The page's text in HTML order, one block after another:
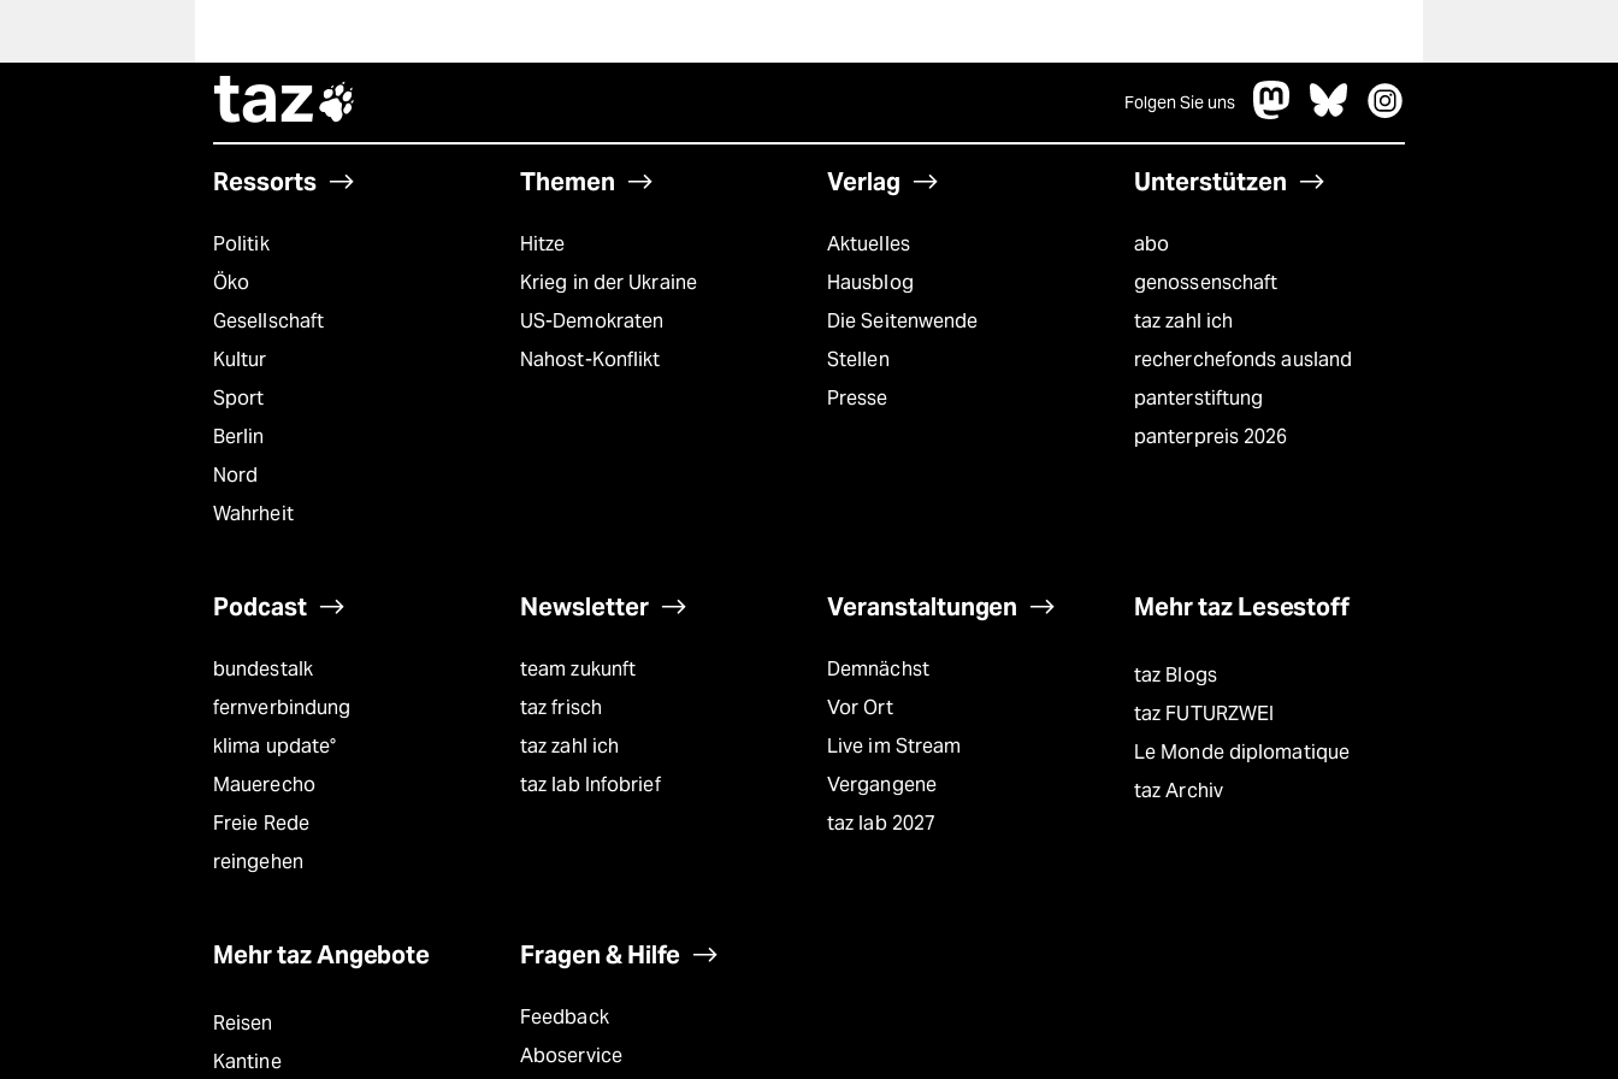
taz Folgen Sie uns
Ressorts
Politik
Öko
Gesellschaft
Kultur
Sport
Berlin
Nord
Wahrheit
Themen
Hitze
Krieg in der Ukraine
US-Demokraten
Nahost-Konflikt
Verlag
Aktuelles
Hausblog
Die Seitenwende
Stellen
Presse
Unterstützen
abo
genossenschaft
taz zahl ich
recherchefonds ausland
panterstiftung
panterpreis 2026
Podcast
bundestalk
fernverbindung
klima update°
Mauerecho
Freie Rede
reingehen
Newsletter
team zukunft
taz frisch
taz zahl ich
taz lab Infobrief
Veranstaltungen
Demnächst
Vor Ort
Live im Stream
Vergangene
taz lab 2027
Mehr taz Lesestoff
taz Blogs
taz FUTURZWEI
Le Monde diplomatique
taz Archiv
Mehr taz Angebote
Reisen
Kantine
Fragen & Hilfe
Feedback
Aboservice